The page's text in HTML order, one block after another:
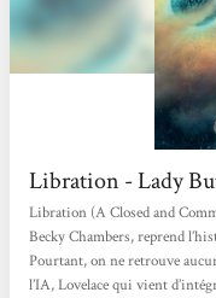
Libration - Lady
Libration (A Closed and
Becky Chambers, reprend
Pourtant, on ne retrouve
l’IA, Lovelace qui vient